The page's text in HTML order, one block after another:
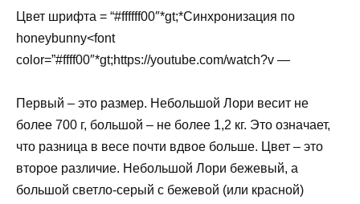
Цвет шрифта = “#ffffff00″*gt;*Синхронизация по
honeybunny<font
color=”#ffff00″*gt;https://youtube.com/watch?v —
Первый – это размер. Небольшой Лори весит не
более 700 г, большой – не более 1,2 кг. Это означает,
что разница в весе почти вдвое больше. Цвет – это
второе различие. Небольшой Лори бежевый, а
большой светло-серый с бежевой (или красной)